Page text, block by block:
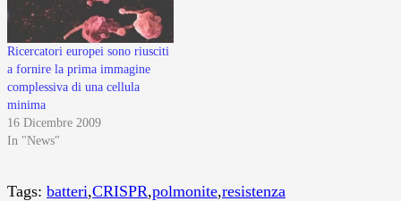
Ricercatori europei sono riusciti
a fornire la prima immagine
complessiva di una cellula
minima
16 Dicembre 2009
In "News"
Tags: batteri,CRISPR,polmonite,resistenza